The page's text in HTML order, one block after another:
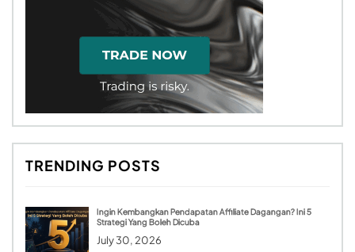
TRENDING POSTS
Ingin Kembangkan Pendapatan Affiliate Dagangan? Ini 5
Strategi Yang Boleh Dicuba
July 30, 2026